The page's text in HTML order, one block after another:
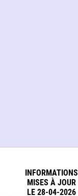
INFORMATIONS
MISES À JOUR
LE 28-04-2026